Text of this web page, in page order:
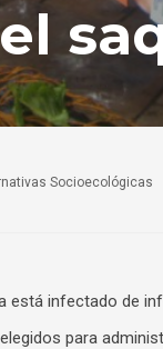
Socioecológicas
está infectado de
para